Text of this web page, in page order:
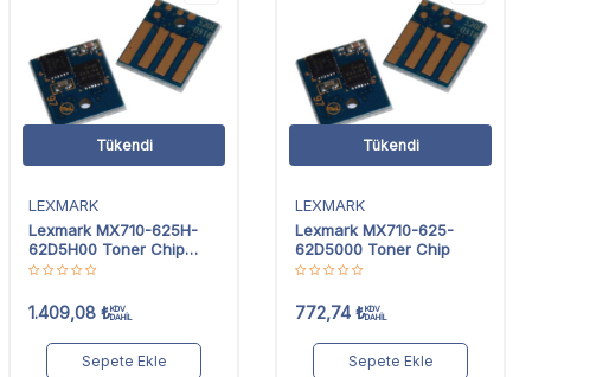
Tükendi
LEXMARK
Lexmark MX710-625H-
62D5H00 Toner Chip
Yüksek Kapasiteli
1.409,08 ₺KDV
DAHİL
Sepete Ekle
Tükendi
LEXMARK
Lexmark MX710-625-
62D5000 Toner Chip
772,74 ₺KDV
DAHİL
Sepete Ekle